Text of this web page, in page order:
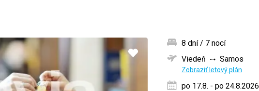
Pridať
8 dní / 7 nocí
Viedeň
Samos
Zobraziť letový plán
po 17.8. - po 24.8.2026